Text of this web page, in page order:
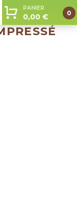
PANIER
0,00 € 0